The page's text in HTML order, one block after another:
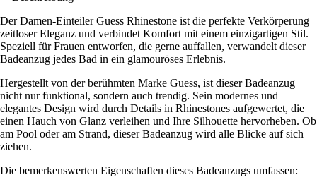
Der Damen-Einteiler Guess Rhinestone ist die perfekte Verkörperung
zeitloser Eleganz und verbindet Komfort mit einem einzigartigen Stil.
Speziell für Frauen entworfen, die gerne auffallen, verwandelt dieser
Badeanzug jedes Bad in ein glamouröses Erlebnis.
Hergestellt von der berühmten Marke Guess, ist dieser Badeanzug
nicht nur funktional, sondern auch trendig. Sein modernes und
elegantes Design wird durch Details in Rhinestones aufgewertet, die
einen Hauch von Glanz verleihen und Ihre Silhouette hervorheben. Ob
am Pool oder am Strand, dieser Badeanzug wird alle Blicke auf sich
ziehen.
Die bemerkenswerten Eigenschaften dieses Badeanzugs umfassen: